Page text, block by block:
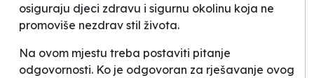
osiguraju djeci zdravu i sigurnu okolinu koja ne
promoviše nezdrav stil života.
Na ovom mjestu treba postaviti pitanje
odgovornosti. Ko je odgovoran za rješavanje ovog